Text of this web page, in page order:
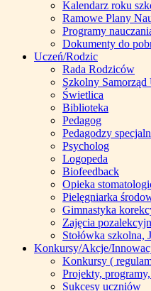
Kalendarz roku
Ramowe Plany
Programy
Dokumenty do
Uczeń/Rodzic
Rada Rodziców
Szkolny
Świetlica
Biblioteka
Pedagog
Pedagodzy
Psycholog
Logopeda
Biofeedback
Opieka
Pielęgniarka
Gimnastyka
Zajęcia
Stołówka szkolna,
Konkursy/Akcje/
Konkursy (
Projekty,
Sukcesy uczniów